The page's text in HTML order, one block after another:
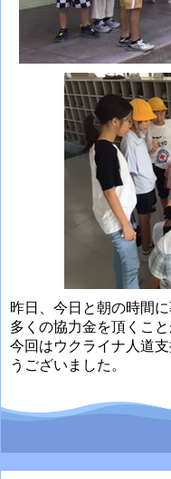
昨日、今日と朝の時間
多くの協力金を頂くこ
今回はウクライナ人道
うございました。